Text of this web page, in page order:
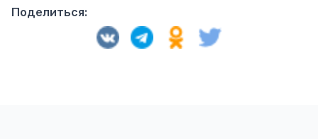
Поделиться: